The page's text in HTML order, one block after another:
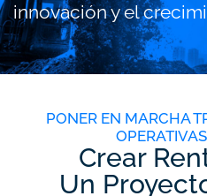
innovación y el
PONER EN MARCHA
Crear
Un